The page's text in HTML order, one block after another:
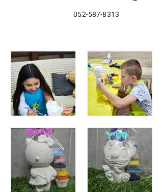
052-587-8313